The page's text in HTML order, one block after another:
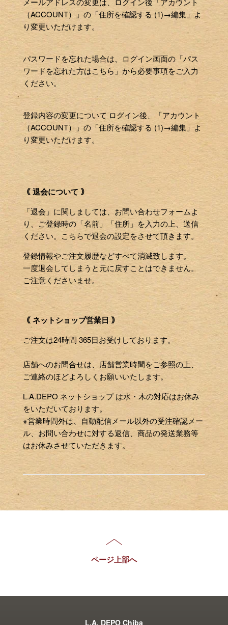
（ACCOUNT）」の「住所を確認する (1)→編集」よ
り変更いただけます。
パスワードを忘れた場合は、ログイン画面の「パス
ワードを忘れた方はこちら」から必要事項をご入力
ください。
登録内容の変更について ログイン後、「アカウント
（ACCOUNT）」の「住所を確認する (1)→編集」よ
り変更いただけます。
｟ 退会について ｠
「退会」に関しましては、お問い合わせフォームよ
り、ご登録時の「名前」「住所」を入力の上、送信
ください。こちらで退会の設定をさせて頂きます。
登録情報やご注文履歴などすべて消滅致します。
一度退会してしまうと元に戻すことはできません。
ご注意くださいませ。
｟ ネットショップ営業日 ｠
ご注文は24時間 365日お受けしております。
店舗へのお問合せは、店舗営業時間をご参照の上、
ご連絡のほどよろしくお願いいたします。
L.A.DEPO ネットショップ は水・木の対応はお休み
をいただいております。
※営業時間外は、自動配信メール以外の受注確認メー
ル、お問い合わせに対する返信、商品の発送業務等
はお休みさせていただきます。
ページ上部へ
L.A. DEPO Chiba